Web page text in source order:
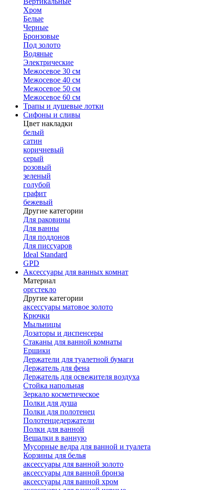
Хром
Белые
Черные
Бронзовые
Под золото
Водяные
Электрические
Межосевое 30 см
Межосевое 40 см
Межосевое 50 см
Межосевое 60 см
Трапы и душевые лотки
Сифоны и сливы
Цвет накладки
белый
сатин
коричневый
серый
розовый
зеленый
голубой
графит
бежевый
Другие категории
Для раковины
Для ванны
Для поддонов
Для писсуаров
Ideal Standard
GPD
Аксессуары для ванных комнат
Материал
оргстекло
Другие категории
аксессуары матовое золото
Крючки
Мыльницы
Дозаторы и диспенсеры
Стаканы для ванной комнаты
Ершики
Держатели для туалетной бумаги
Держатель для фена
Держатель для освежителя воздуха
Стойка напольная
Зеркало косметическое
Полки для душа
Полки для полотенец
Полотенцедержатели
Полки для ванной
Вешалки в ванную
Мусорные ведра для ванной и туалета
Корзины для белья
аксессуары для ванной золото
аксессуары для ванной бронза
аксессуары для ванной хром